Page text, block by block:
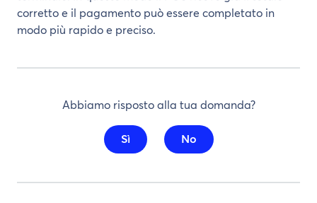
corretto e il pagamento può essere completato in
modo più rapido e preciso.
Abbiamo risposto alla tua domanda?
Sì No